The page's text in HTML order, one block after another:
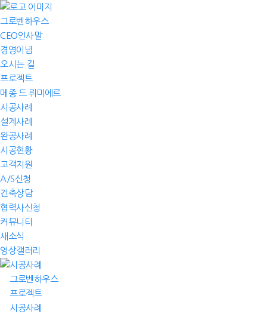
그로벤하우스
CEO인사말
경영이념
오시는 길
프로젝트
메종 드 뤼미에르
시공사례
설계사례
완공사례
시공현황
고객지원
A/S신청
건축상담
협력사신청
커뮤니티
새소식
영상갤러리
시공사례
그로벤하우스
프로젝트
시공사례